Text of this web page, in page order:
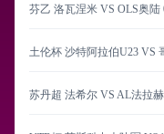
芬乙 洛瓦涅米 VS OLS奥陆
土伦杯 沙特阿拉伯U23 VS
苏丹超 法希尔 VS AL法拉